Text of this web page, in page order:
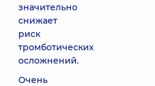
значительно
снижает
риск
тромботических
осложнений.
Очень